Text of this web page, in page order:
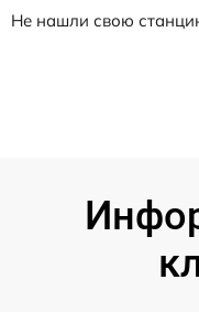
Не нашли свою